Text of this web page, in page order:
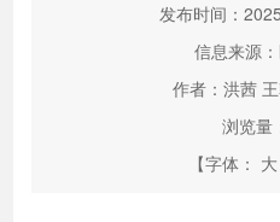
高效办成一件事
发布时间：
信息来源
作者：洪茜
浏览量
【字体： 大